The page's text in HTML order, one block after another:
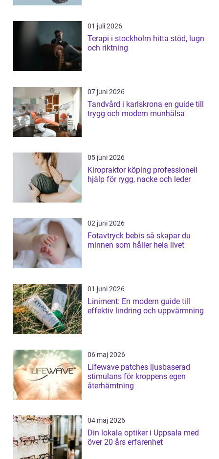
01 juli 2026
Terapi i stockholm hitta stöd, lugn
och riktning
07 juni 2026
Tandvård i karlskrona en guide till
trygg och modern munhälsa
05 juni 2026
Kiropraktor köping professionell
hjälp för rygg, nacke och leder
02 juni 2026
Fotavtryck bebis så skapar du
minnen som håller hela livet
01 juni 2026
Liniment: En modern guide till
effektiv lindring och uppvärmning
06 maj 2026
Lifewave patches ljusbaserad
stimulans för kroppens egen
återhämtning
04 maj 2026
Din lokala optiker i Uppsala med
över 20 års erfarenhet